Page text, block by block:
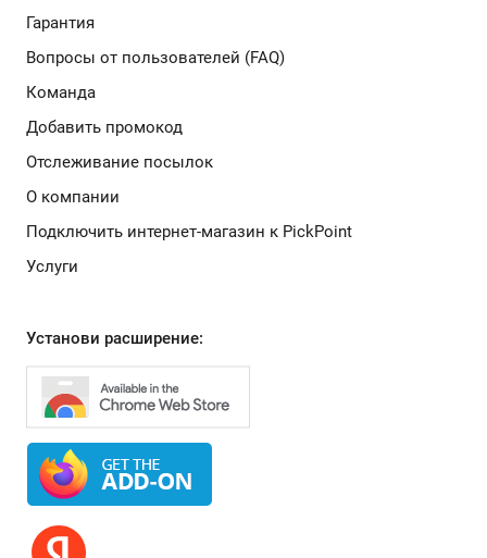
Гарантия
Вопросы от пользователей (FAQ)
Команда
Добавить промокод
Отслеживание посылок
О компании
Подключить интернет-магазин к PickPoint
Услуги
Установи расширение: